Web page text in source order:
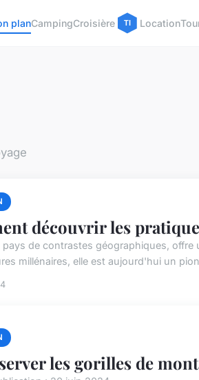
planCampingCroisière Location
découvrir les
pays de contrastes géographiques,
millénaires, elle est aujourd'hui un
les gorilles de